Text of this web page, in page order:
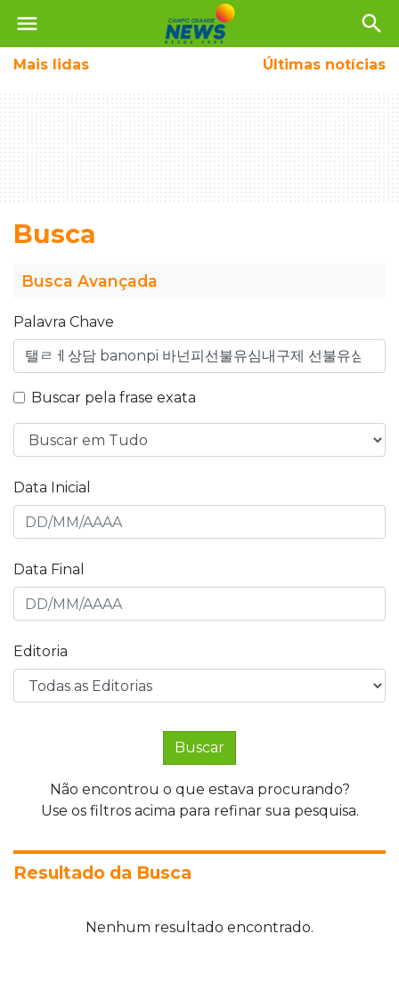
menu search
Mais lidas Últimas notícias
Busca
Busca Avançada
Palavra Chave
Buscar pela frase exata
Data Inicial
Data Final
Editoria
Buscar
Não encontrou o que estava procurando?
Use os filtros acima para refinar sua pesquisa.
Resultado da Busca
Nenhum resultado encontrado.